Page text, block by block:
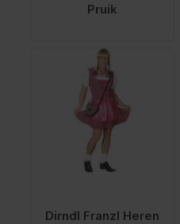
Pruik
Dirndl Franzl Heren